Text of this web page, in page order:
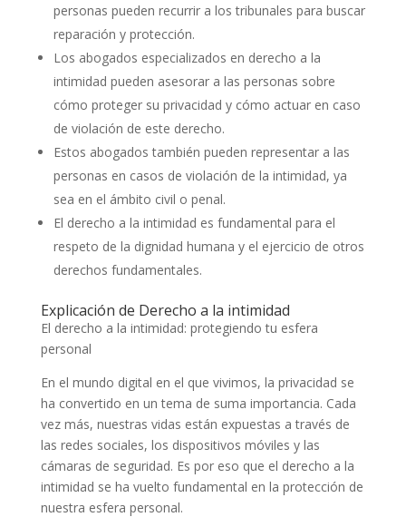
personas pueden recurrir a los tribunales para buscar
reparación y protección.
Los abogados especializados en derecho a la
intimidad pueden asesorar a las personas sobre
cómo proteger su privacidad y cómo actuar en caso
de violación de este derecho.
Estos abogados también pueden representar a las
personas en casos de violación de la intimidad, ya
sea en el ámbito civil o penal.
El derecho a la intimidad es fundamental para el
respeto de la dignidad humana y el ejercicio de otros
derechos fundamentales.
Explicación de Derecho a la intimidad
El derecho a la intimidad: protegiendo tu esfera
personal
En el mundo digital en el que vivimos, la privacidad se
ha convertido en un tema de suma importancia. Cada
vez más, nuestras vidas están expuestas a través de
las redes sociales, los dispositivos móviles y las
cámaras de seguridad. Es por eso que el derecho a la
intimidad se ha vuelto fundamental en la protección de
nuestra esfera personal.